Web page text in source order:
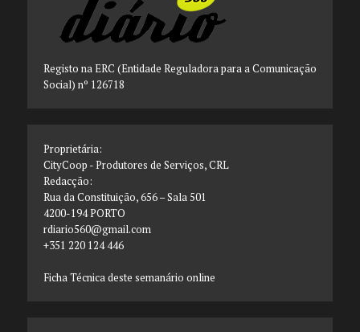
Registo na ERC (Entidade Reguladora para a Comunicação
Social) nº 126718
Proprietária:
CityCoop - Produtores de Serviços, CRL
Redacção:
Rua da Constituição, 656 – Sala 501
4200-194 PORTO
rdiario560@gmail.com
+351 220 124 446
Ficha Técnica deste semanário online